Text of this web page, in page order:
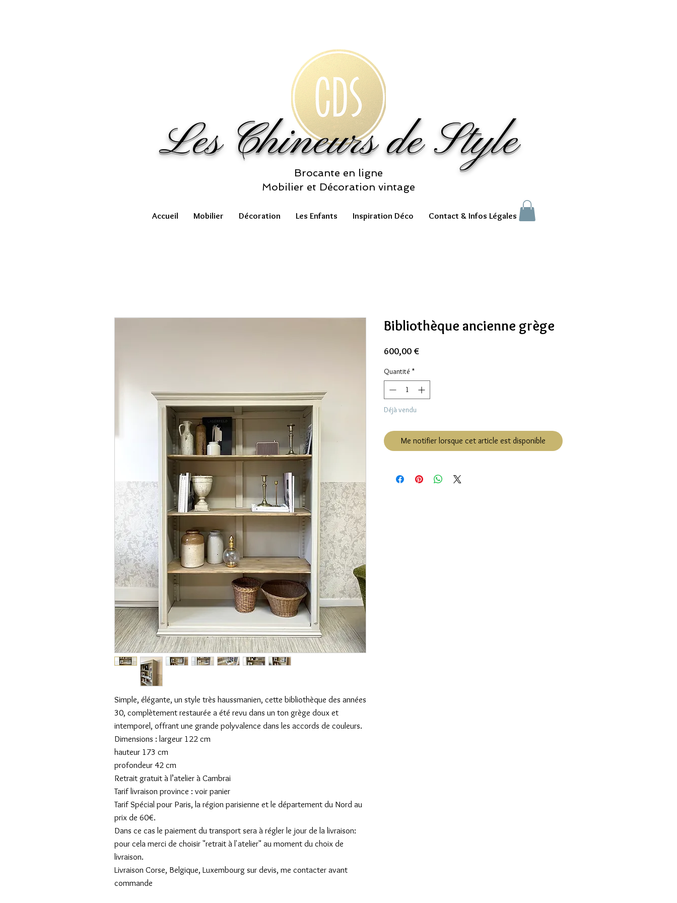
Les Chineurs de Style
Brocante en ligne
Mobilier et Décoration vintage
Accueil Mobilier Décoration Les Enfants Inspiration Déco Contact & Infos Légales
Simple, élégante, un style très haussmanien, cette bibliothèque des années
30, complètement restaurée a été revu dans un ton grège doux et
intemporel, offrant une grande polyvalence dans les accords de couleurs.
Dimensions : largeur 122 cm
hauteur 173 cm
profondeur 42 cm
Retrait gratuit à l’atelier à Cambrai
Tarif livraison province : voir panier
Tarif Spécial pour Paris, la région parisienne et le département du Nord au
prix de 60€.
Dans ce cas le paiement du transport sera à régler le jour de la livraison:
pour cela merci de choisir "retrait à l'atelier" au moment du choix de
livraison.
Livraison Corse, Belgique, Luxembourg sur devis, me contacter avant
commande
Bibliothèque ancienne grège
600,00 €Prix
Quantité *
Déjà vendu
Me notifier lorsque cet article est disponible